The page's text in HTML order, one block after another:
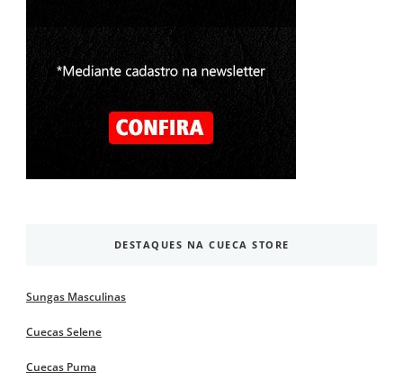
DESTAQUES NA CUECA STORE
Sungas Masculinas
Cuecas Selene
Cuecas Puma